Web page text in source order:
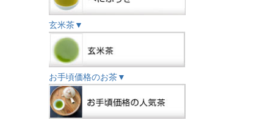
玄米茶▼
お手頃価格のお茶▼